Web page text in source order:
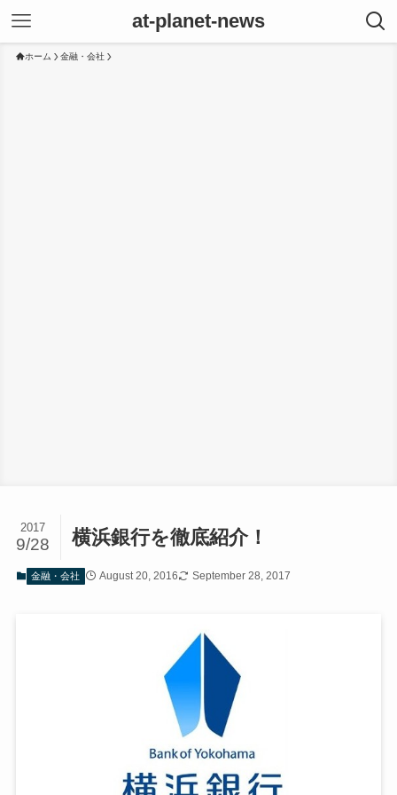
at-planet-news
ホーム 金融・会社
横浜銀行を徹底紹介！
2017
9/28
金融・会社 August 20, 2016 September 28, 2017